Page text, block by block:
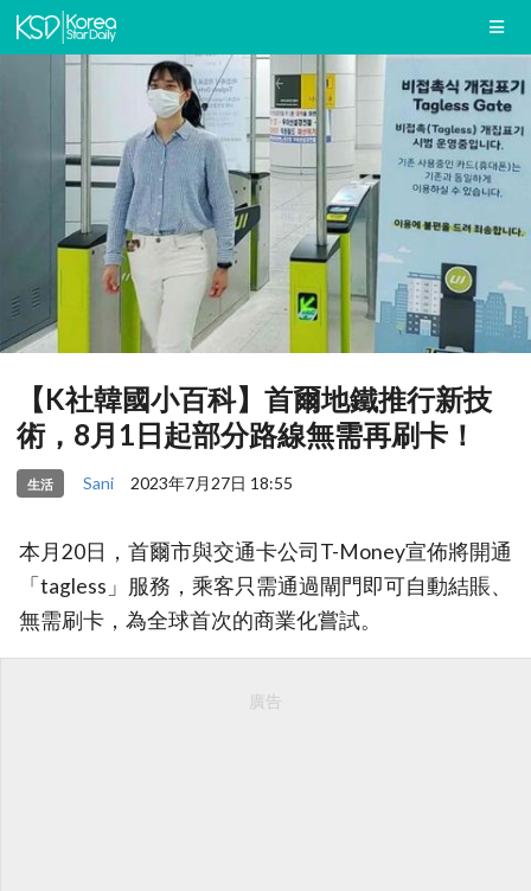
【K社韓國小百科】首爾地鐵推行新技
術，8月1日起部分路線無需再刷卡！
生活 Sani 2023年7月27日 18:55
本月20日，首爾市與交通卡公司T-Money宣佈將開通
「tagless」服務，乘客只需通過閘門即可自動結賬、
無需刷卡，為全球首次的商業化嘗試。
廣告